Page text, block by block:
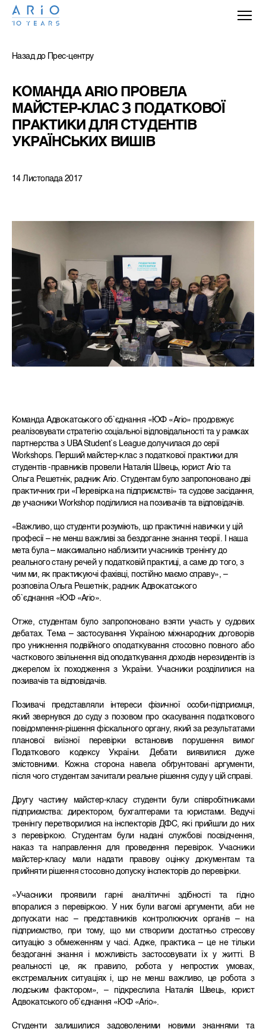
Назад до Прес-центру
КОМАНДА ARIO ПРОВЕЛА
МАЙСТЕР-КЛАС З ПОДАТКОВОЇ
ПРАКТИКИ ДЛЯ СТУДЕНТІВ
УКРАЇНСЬКИХ ВИШІВ
14 Листопада 2017
Команда Адвокатського об`єднання «ЮФ «Ario» продовжує
реалізовувати стратегію соціальної відповідальності та у рамках
партнерства з UBA Student`s League долучилася до серії
Workshops. Перший майстер-клас з податкової практики для
студентів -правників провели Наталія Швець, юрист Ario та
Ольга Решетнік, радник Ario. Студентам було запропоновано дві
практичних гри «Перевірка на підприємстві» та судове засідання,
де учасники Workshop поділилися на позивачів та відповідачів.
«Важливо, що студенти розуміють, що практичні навички у цій
професії – не менш важливі за бездоганне знання теорії. І наша
мета була – максимально наблизити учасників тренінгу до
реального стану речей у податковій практиці, а саме до того, з
чим ми, як практикуючі фахівці, постійно маємо справу», –
розповіла Ольга Решетнік, радник Адвокатського
об`єднання «ЮФ «Ario».
Отже, студентам було запропоновано взяти участь у судових
дебатах. Тема – застосування Україною міжнародних договорів
про уникнення подвійного оподаткування стосовно повного або
часткового звільнення від оподаткування доходів нерезидентів із
джерелом їх походження з України. Учасники розділилися на
позивачів та відповідачів.
Позивачі представляли інтереси фізичної особи-підприємця,
який звернувся до суду з позовом про скасування податкового
повідомлення-рішення фіскального органу, який за результатами
планової виїзної перевірки встановив порушення вимог
Податкового кодексу України. Дебати виявилися дуже
змістовними. Кожна сторона навела обґрунтовані аргументи,
після чого студентам зачитали реальне рішення суду у цій справі.
Другу частину майстер-класу студенти були співробітниками
підприємства: директором, бухгалтерами та юристами. Ведучі
тренінгу перетворилися на інспекторів ДФС, які прийшли до них
з перевіркою. Студентам були надані службові посвідчення,
наказ та направлення для проведення перевірок. Учасники
майстер-класу мали надати правову оцінку документам та
прийняти рішення стосовно допуску інспекторів до перевірки.
«Учасники проявили гарні аналітичні здібності та гідно
впоралися з перевіркою. У них були вагомі аргументи, аби не
допускати нас – представників контролюючих органів – на
підприємство, при тому, що ми створили достатньо стресову
ситуацію з обмеженням у часі. Адже, практика – це не тільки
бездоганні знання і можливість застосовувати їх у житті. В
реальності це, як правило, робота у непростих умовах,
екстремальних ситуаціях і, що не менш важливо, це робота з
людським фактором», – підкреслила Наталія Швець, юрист
Адвокатського об`єднання «ЮФ «Ario».
Студенти залишилися задоволеними новими знаннями та